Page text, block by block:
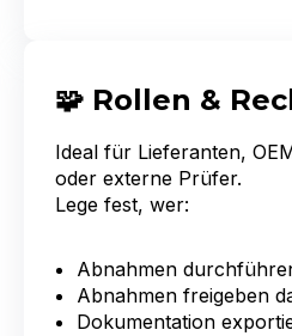
🧩 Rollen &
Ideal für Lieferanten,
oder externe Prüfer.
Lege fest, wer:
Abnahmen
Abnahmen freigeben
Dokumentation